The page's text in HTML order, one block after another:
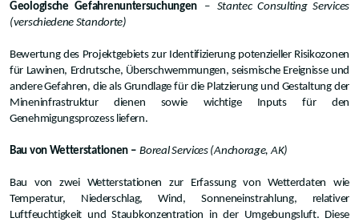
Geologische Gefahrenuntersuchungen –
Stantec Consulting Services
(verschiedene Standorte)
Bewertung des Projektgebiets zur Identifizierung potenzieller Risikozonen
für Lawinen, Erdrutsche, Überschwemmungen, seismische Ereignisse und
andere Gefahren, die als Grundlage für die Platzierung und Gestaltung der
Mineninfrastruktur dienen sowie wichtige Inputs für den
Genehmigungsprozess liefern.
Bau von Wetterstationen – Boreal Services (Anchorage, AK)
Bau von zwei Wetterstationen zur Erfassung von Wetterdaten wie
Temperatur, Niederschlag, Wind, Sonneneinstrahlung, relativer
Luftfeuchtigkeit und Staubkonzentration in der Umgebungsluft. Diese